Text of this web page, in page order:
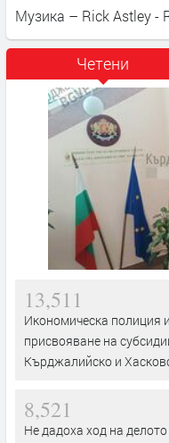
Музика – Rick Astley -
Четени
13,511
Икономическа полиция
присвояване на
Кърджалийско и
8,521
Не дадоха ход на